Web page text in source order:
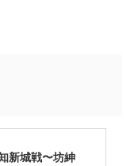
新城戦〜坊紳